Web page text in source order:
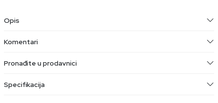
Opis
Komentari
Pronađite u prodavnici
Specifikacija